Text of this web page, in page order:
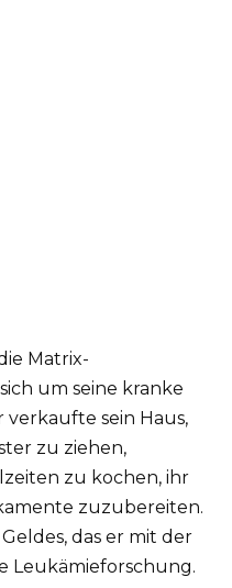
Matrix-
um seine kranke
sein Haus,
zu ziehen,
zu kochen, ihr
zuzubereiten.
das er mit der
Leukämieforschung.